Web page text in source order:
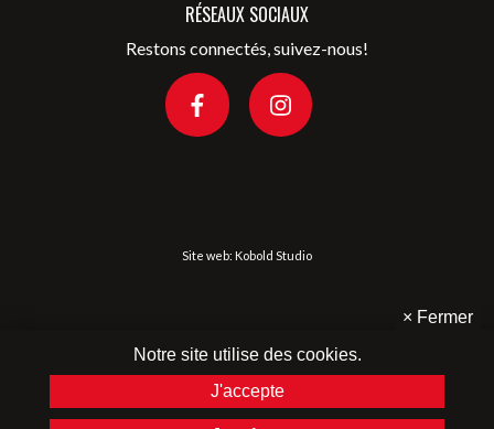
RÉSEAUX SOCIAUX
Restons connectés, suivez-nous!
Site web: Kobold Studio
Notre site utilise des cookies.
J'accepte
× Fermer